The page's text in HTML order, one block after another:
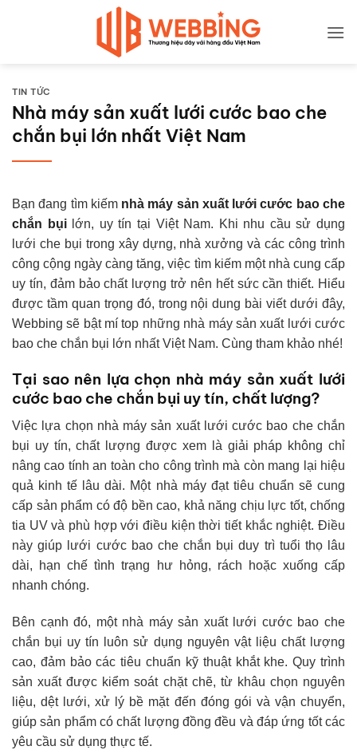
TIN TỨC
Nhà máy sản xuất lưới cước bao che
chắn bụi lớn nhất Việt Nam
Bạn đang tìm kiếm nhà máy sản xuất lưới cước bao che
chắn bụilớn, uy tín tại Việt Nam. Khi nhu cầu sử dụng
lưới che bụi trong xây dựng, nhà xưởng và các công trình
công cộng ngày càng tăng, việc tìm kiếm một nhà cung cấp
uy tín, đảm bảo chất lượng trở nên hết sức cần thiết. Hiểu
được tầm quan trọng đó, trong nội dung bài viết dưới đây,
Webbing sẽ bật mí top những nhà máy sản xuất lưới cước
bao che chắn bụi lớn nhất Việt Nam. Cùng tham khảo nhé!
Tại sao nên lựa chọn nhà máy sản xuất lưới
cước bao che chắn bụi uy tín, chất lượng?
Việc lựa chọn nhà máy sản xuất lưới cước bao che chắn
bụi uy tín, chất lượng được xem là giải pháp không chỉ
nâng cao tính an toàn cho công trình mà còn mang lại hiệu
quả kinh tế lâu dài. Một nhà máy đạt tiêu chuẩn sẽ cung
cấp sản phẩm có độ bền cao, khả năng chịu lực tốt, chống
tia UV và phù hợp với điều kiện thời tiết khắc nghiệt. Điều
này giúp lưới cước bao che chắn bụi duy trì tuổi thọ lâu
dài, hạn chế tình trạng hư hỏng, rách hoặc xuống cấp
nhanh chóng.
Bên cạnh đó, một nhà máy sản xuất lưới cước bao che
chắn bụi uy tín luôn sử dụng nguyên vật liệu chất lượng
cao, đảm bảo các tiêu chuẩn kỹ thuật khắt khe. Quy trình
sản xuất được kiểm soát chặt chẽ, từ khâu chọn nguyên
liệu, dệt lưới, xử lý bề mặt đến đóng gói và vận chuyển,
giúp sản phẩm có chất lượng đồng đều và đáp ứng tốt các
yêu cầu sử dụng thực tế.